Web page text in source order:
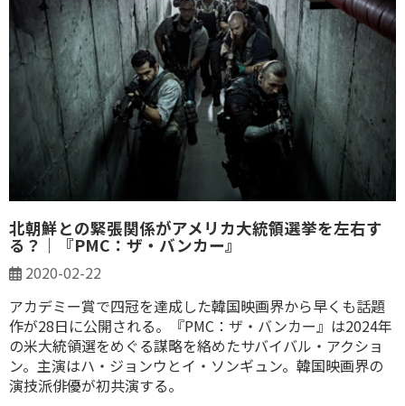
北朝鮮との緊張関係がアメリカ大統領選挙を左右す
る？｜『PMC：ザ・バンカー』
2020-02-22
アカデミー賞で四冠を達成した韓国映画界から早くも話題
作が28日に公開される。『PMC：ザ・バンカー』は2024年
の米大統領選をめぐる謀略を絡めたサバイバル・アクショ
ン。主演はハ・ジョンウとイ・ソンギュン。韓国映画界の
演技派俳優が初共演する。